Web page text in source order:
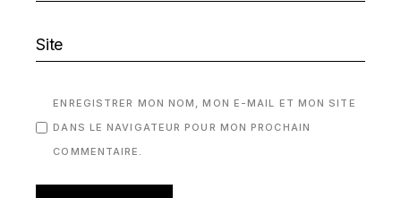
ENREGISTRER MON NOM, MON E-MAIL ET MON SITE
DANS LE NAVIGATEUR POUR MON PROCHAIN
COMMENTAIRE.